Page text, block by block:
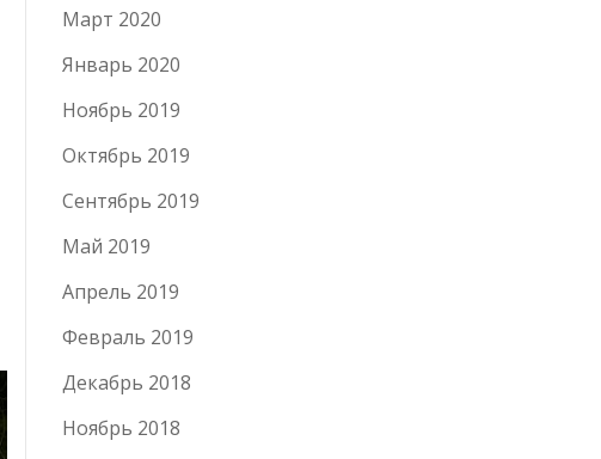
Март 2020
Январь 2020
Ноябрь 2019
Октябрь 2019
Сентябрь 2019
Май 2019
Апрель 2019
Февраль 2019
Декабрь 2018
Ноябрь 2018